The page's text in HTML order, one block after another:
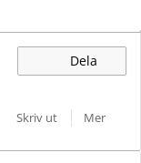
Dela
Skriv ut Mer